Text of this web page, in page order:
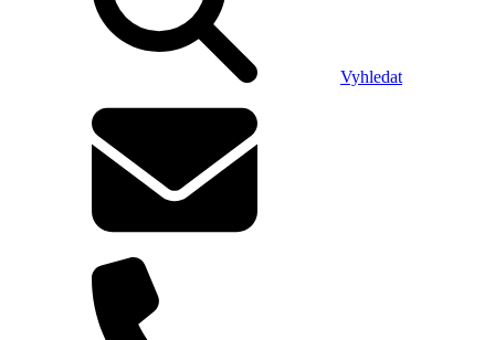
Vyhledat